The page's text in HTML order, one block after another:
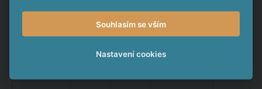
Vydané emise dluhopisů společnosti
RK DEVELOPERSKÁ s.r.o.
druh
stav
podrobnosti
Souhlasím se vším
Nastavení cookies